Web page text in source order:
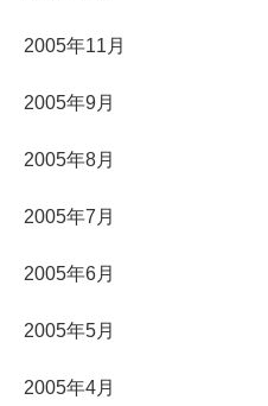
2005年11月
2005年9月
2005年8月
2005年7月
2005年6月
2005年5月
2005年4月